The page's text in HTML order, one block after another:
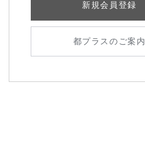
新規会員登録
都プラスのご案内